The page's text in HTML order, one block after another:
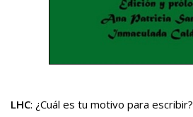
LHC: ¿Cuál es tu motivo para escribir?